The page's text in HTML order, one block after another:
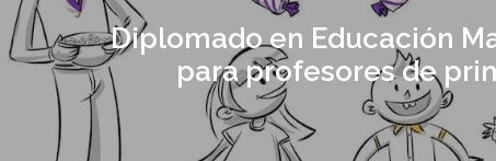
Diplomado en Educación
para profesores de